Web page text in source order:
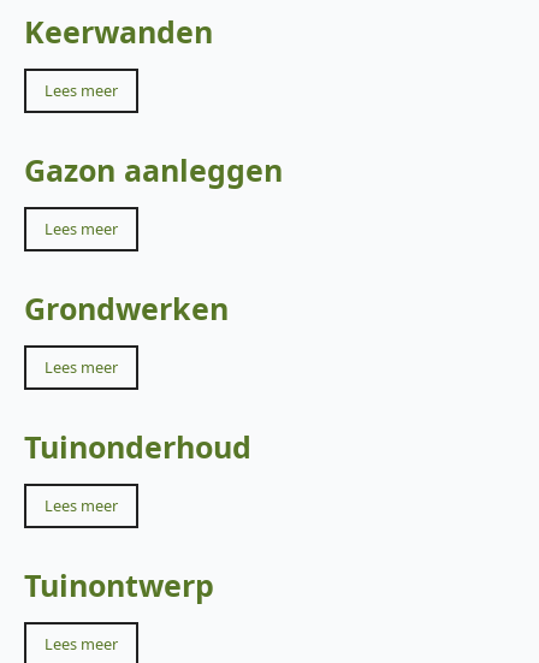
Keerwanden
Lees meer
Gazon aanleggen
Lees meer
Grondwerken
Lees meer
Tuinonderhoud
Lees meer
Tuinontwerp
Lees meer